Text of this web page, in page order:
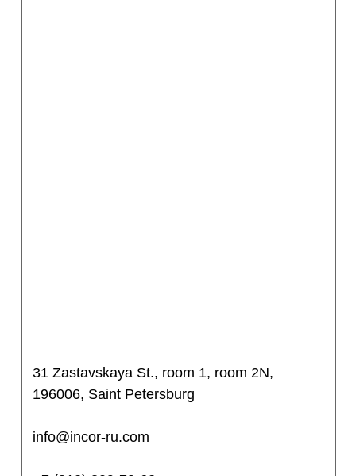
31 Zastavskaya St., room 1, room 2N,
196006, Saint Petersburg
info@incor-ru.com